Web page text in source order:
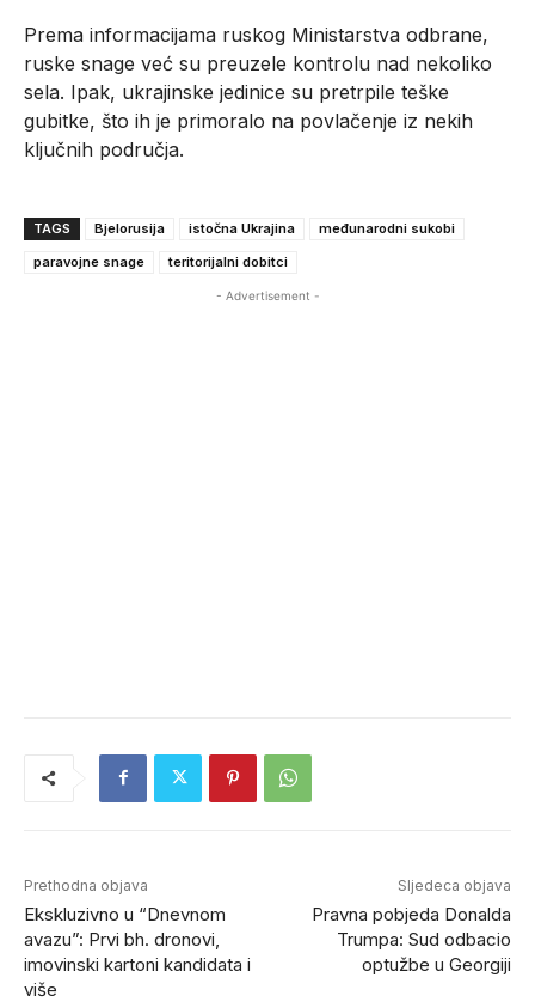
Prema informacijama ruskog Ministarstva odbrane,
ruske snage već su preuzele kontrolu nad nekoliko
sela. Ipak, ukrajinske jedinice su pretrpile teške
gubitke, što ih je primoralo na povlačenje iz nekih
ključnih područja.
TAGS Bjelorusija istočna Ukrajina
međunarodni sukobi
paravojne snage
teritorijalni dobitci
- Advertisement -
Prethodna objava
Ekskluzivno u “Dnevnom
avazu”: Prvi bh. dronovi,
imovinski kartoni kandidata i
više
Sljedeca objava
Pravna pobjeda Donalda
Trumpa: Sud odbacio
optužbe u Georgiji